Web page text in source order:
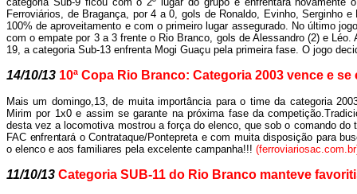
Ferroviários, de Bragança, por 4 a 0, gols de Ronaldo, Evinho, Serginho
100% de aproveitamento e com o primeiro lugar assegurado. No último
com o empate por 3 a 3 frente o Rio Branco, gols de Alessandro (2) e
19, a categoria Sub-13 enfrenta Mogi Guaçu pela primeira fase. O jogo
14/10/13 10ª Copa Rio Branco: Categoria 2003 vence e
Mais um domingo,13, de muita importância para o time da categoria
Mirim por 1x0 e assim se garante na próxima fase da
desta vez a locomotiva mostrou a força do elenco, que sob o comando
FAC enfrentará o Contrataque/Pontepreta e com muita disposição para
o elenco e aos familiares pela excelente campanha!!!
11/10/13 Categoria SUB-11 do Rio Branco manteve